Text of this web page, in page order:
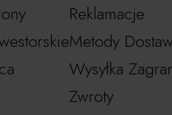
Reklamacje
Metody
Wysyłka
Zwroty